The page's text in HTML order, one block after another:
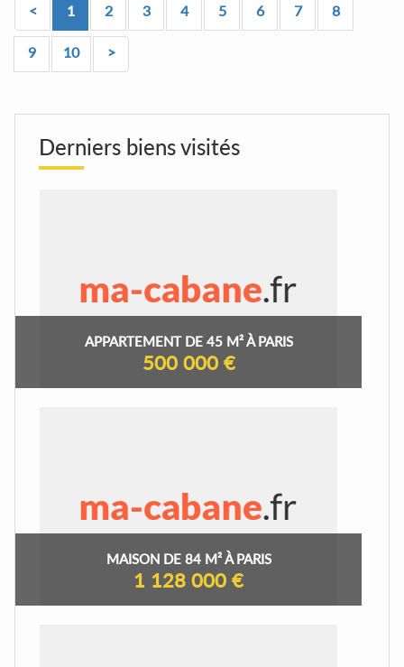
< 1 2 3 4 5 6 7 8
9 10 >
Derniers biens visités
APPARTEMENT DE 45 M² À PARIS
500 000 €
MAISON DE 84 M² À PARIS
1 128 000 €